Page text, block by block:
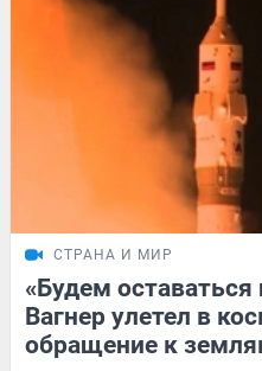
СТРАНА И МИР
«Будем оставаться
Вагнер улетел в
обращение к